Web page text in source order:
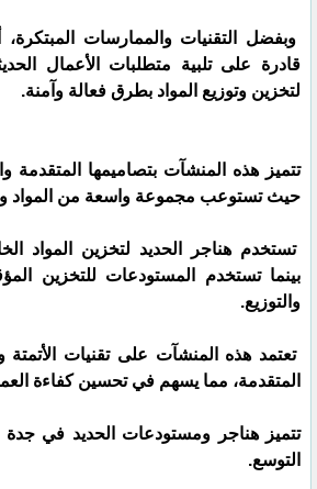
وبفضل التقنيات والممارسات
قادرة على تلبية متطلبات الأعمال
لتخزين وتوزيع المواد بطرق فعالة وآمنة.
تتميز هذه المنشآت بتصاميمها المتقدمة
حيث تستوعب مجموعة واسعة من المواد
تستخدم هناجر الحديد لتخزين المواد
بينما تستخدم المستودعات للتخزين
والتوزيع.
تعتمد هذه المنشآت على تقنيات الأتمتة
المتقدمة، مما يسهم في تحسين كفاءة
تتميز هناجر ومستودعات الحديد في جدة
التوسع.